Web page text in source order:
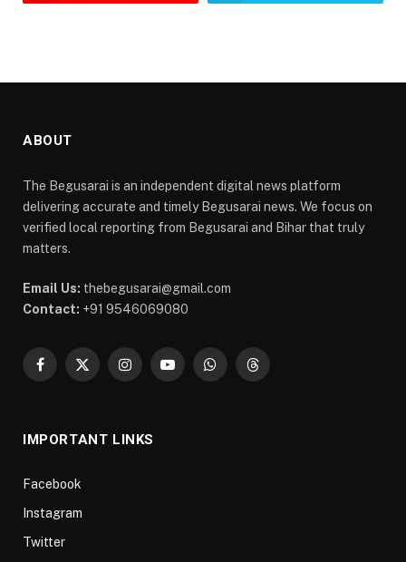
ABOUT
The Begusarai is an independent digital news platform
delivering accurate and timely Begusarai news. We focus on
verified local reporting from Begusarai and Bihar that truly
matters.
Email Us: thebegusarai@gmail.com
Contact: +91 9546069080
Facebook
X
InstagramYouTubeWhatsAppThreads
IMPORTANT LINKS
Facebook
Instagram
Twitter